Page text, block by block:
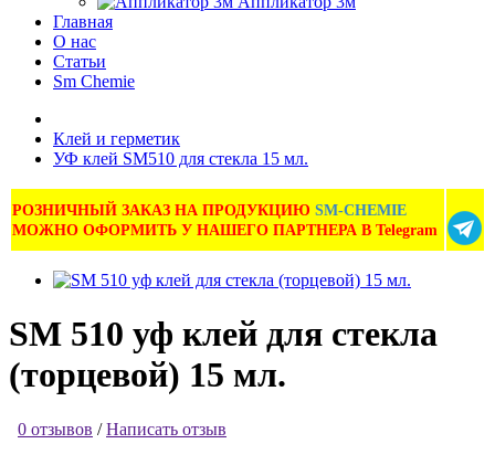
Главная
О нас
Статьи
Sm Chemie
Клей и герметик
УФ клей SM510 для стекла 15 мл.
РОЗНИЧНЫЙ ЗАКАЗ НА ПРОДУКЦИЮ SM-CHEMIE
МОЖНО ОФОРМИТЬ У НАШЕГО ПАРТНЕРА В Telegram
SM 510 уф клей для стекла
(торцевой) 15 мл.
0 отзывов /Написать отзыв